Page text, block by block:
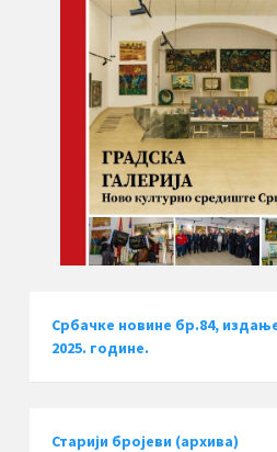
Србачке новине бр.84,
2025. године.
Старији бројеви (архива)